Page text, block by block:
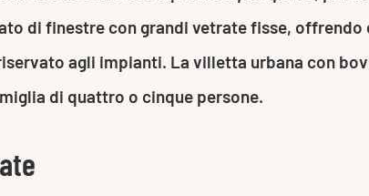
di finestre con grandi vetrate fisse, offrendo
agli impianti. La villetta urbana con
di quattro o cinque persone.